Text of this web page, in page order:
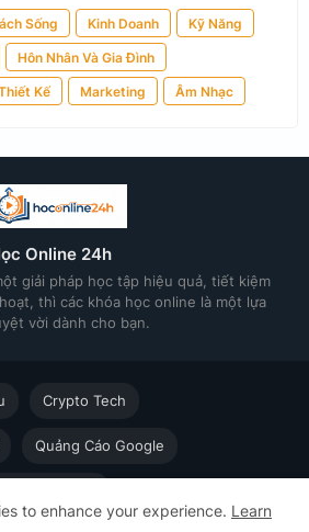
Sống Kinh Doanh Kỹ Năng
Hôn Nhân Và Gia Đình
Kế Marketing Âm Nhạc
Online 24h
giải pháp học tập hiệu quả, tiết kiệm
thì các khóa học online là một lựa
vời dành cho bạn.
Crypto Tech
Quảng Cáo Google
to enhance your experience. Learn